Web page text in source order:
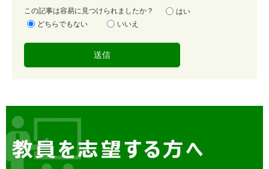
容
易
この記事は容易に見つけられましたか？
はい
どちらでもない
いいえ